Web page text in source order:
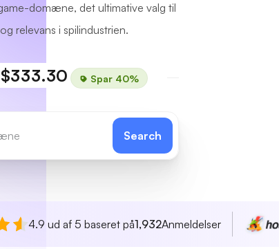
domæne, det ultimative valg til
relevans i spilindustrien.
$333.30 Spar 40%
Search
4.9 ud af 5 baseret på1,932Anmeldelser